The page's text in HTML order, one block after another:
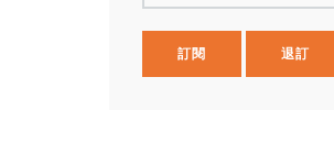
訂閱 退訂